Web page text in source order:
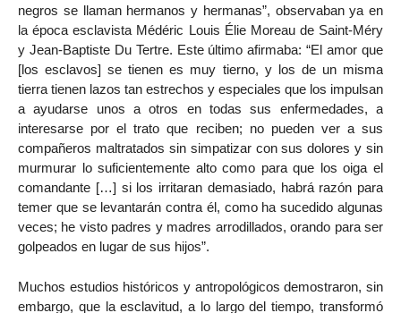
negros se llaman hermanos y hermanas”, observaban ya en
la época esclavista Médéric Louis Élie Moreau de Saint-Méry
y Jean-Baptiste Du Tertre. Este último afirmaba: “El amor que
[los esclavos] se tienen es muy tierno, y los de un misma
tierra tienen lazos tan estrechos y especiales que los impulsan
a ayudarse unos a otros en todas sus enfermedades, a
interesarse por el trato que reciben; no pueden ver a sus
compañeros maltratados sin simpatizar con sus dolores y sin
murmurar lo suficientemente alto como para que los oiga el
comandante […] si los irritaran demasiado, habrá razón para
temer que se levantarán contra él, como ha sucedido algunas
veces; he visto padres y madres arrodillados, orando para ser
golpeados en lugar de sus hijos”.
Muchos estudios históricos y antropológicos demostraron, sin
embargo, que la esclavitud, a lo largo del tiempo, transformó